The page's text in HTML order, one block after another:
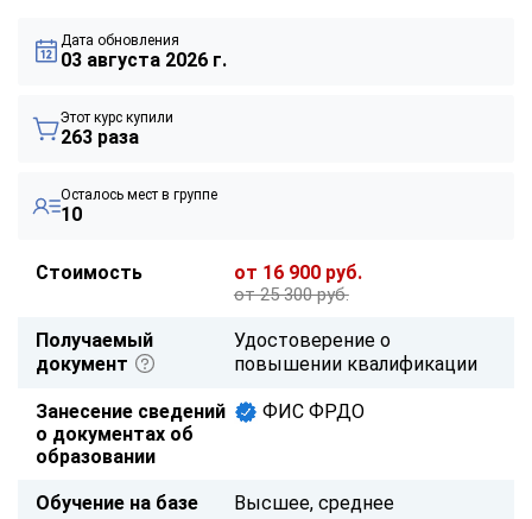
Дата обновления
03 августа 2026 г.
Этот курс купили
263 раза
Осталось мест в группе
10
Стоимость от 16 900 руб.
от 25 300 руб.
Получаемый
документ
Удостоверение о
повышении квалификации
Занесение сведений
о документах об
образовании
ФИС ФРДО
Обучение на базе Высшее, среднее